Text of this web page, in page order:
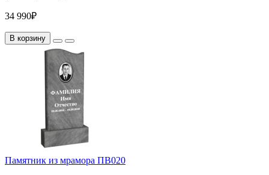
34 990₽
В корзину
Памятник из мрамора ПВ020